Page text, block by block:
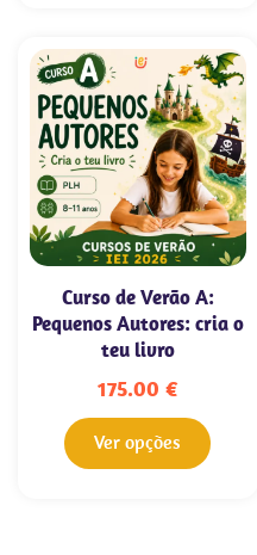
Curso de Verão A:
Pequenos Autores: cria o
teu livro
175.00 €
Ver opções